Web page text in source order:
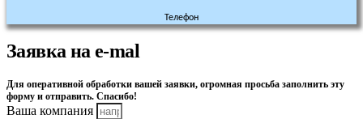
Телефон
Заявка на e-mal
Для оперативной обработки вашей заявки, огромная просьба заполнить эту
форму и отправить. Спасибо!
Ваша компания